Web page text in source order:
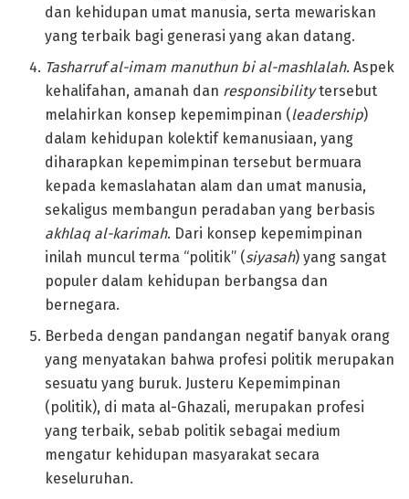
dan kehidupan umat manusia, serta mewariskan
yang terbaik bagi generasi yang akan datang.
Tasharruf al-imam manuthun bi al-mashlalah.Aspek
kehalifahan, amanah dan responsibilitytersebut
melahirkan konsep kepemimpinan (leadership)
dalam kehidupan kolektif kemanusiaan, yang
diharapkan kepemimpinan tersebut bermuara
kepada kemaslahatan alam dan umat manusia,
sekaligus membangun peradaban yang berbasis
akhlaq al-karimah. Dari konsep kepemimpinan
inilah muncul terma “politik” (siyasah) yang sangat
populer dalam kehidupan berbangsa dan
bernegara.
Berbeda dengan pandangan negatif banyak orang
yang menyatakan bahwa profesi politik merupakan
sesuatu yang buruk. Justeru Kepemimpinan
(politik), di mata al-Ghazali, merupakan profesi
yang terbaik, sebab politik sebagai medium
mengatur kehidupan masyarakat secara
keseluruhan.